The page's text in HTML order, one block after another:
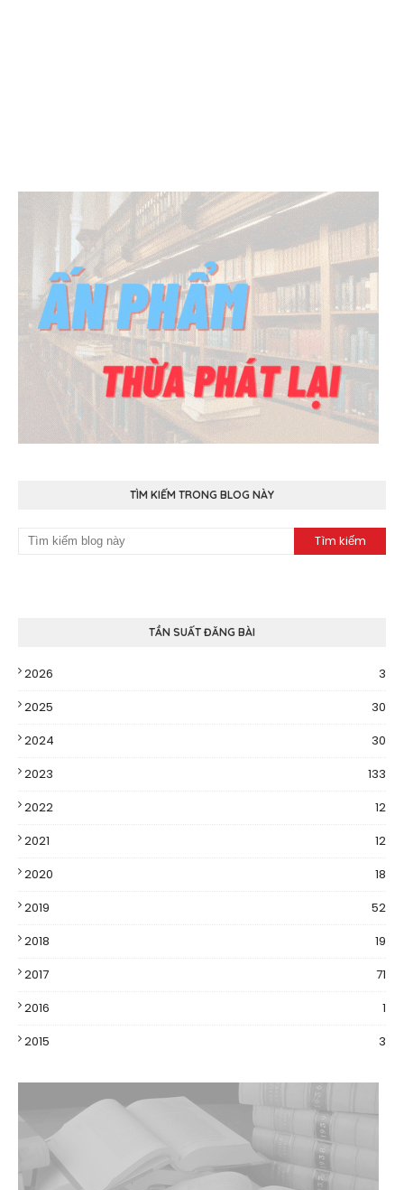
TÌM KIẾM TRONG BLOG NÀY
TẦN SUẤT ĐĂNG BÀI
2026
3
2025
30
2024
30
2023
133
2022
12
2021
12
2020
18
2019
52
2018
19
2017
71
2016
1
2015
3